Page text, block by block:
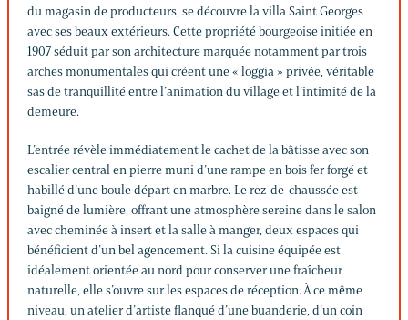
du magasin de producteurs, se découvre la villa Saint Georges
avec ses beaux extérieurs. Cette propriété bourgeoise initiée en
1907 séduit par son architecture marquée notamment par trois
arches monumentales qui créent une « loggia » privée, véritable
sas de tranquillité entre l’animation du village et l’intimité de la
demeure.
L’entrée révèle immédiatement le cachet de la bâtisse avec son
escalier central en pierre muni d’une rampe en bois fer forgé et
habillé d’une boule départ en marbre. Le rez-de-chaussée est
baigné de lumière, offrant une atmosphère sereine dans le salon
avec cheminée à insert et la salle à manger, deux espaces qui
bénéficient d’un bel agencement. Si la cuisine équipée est
idéalement orientée au nord pour conserver une fraîcheur
naturelle, elle s’ouvre sur les espaces de réception. À ce même
niveau, un atelier d’artiste flanqué d’une buanderie, d’un coin